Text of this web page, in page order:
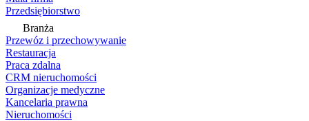
Przedsiębiorstwo
Branża
Przewóz i przechowywanie
Restauracja
Praca zdalna
CRM nieruchomości
Organizacje medyczne
Kancelaria prawna
Nieruchomości